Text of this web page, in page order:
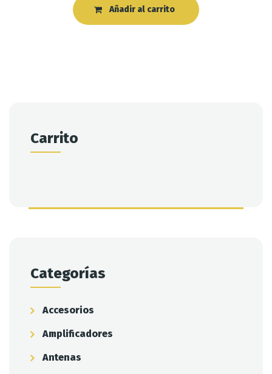
Añadir al carrito
Carrito
Categorías
Accesorios
Amplificadores
Antenas